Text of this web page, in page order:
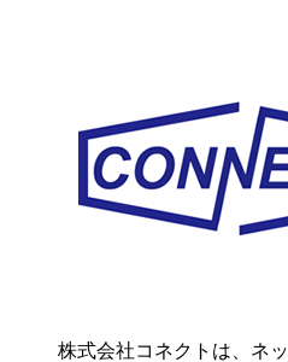
株式会社コネクトは、ネ